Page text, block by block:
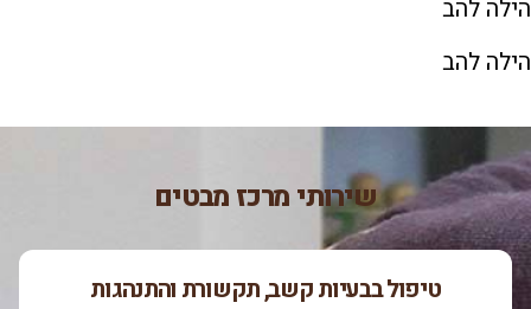
הילה להב
הילה להב
שירותי מרכז מבטים
טיפול בבעיות קשב, תקשורת והתנהגות